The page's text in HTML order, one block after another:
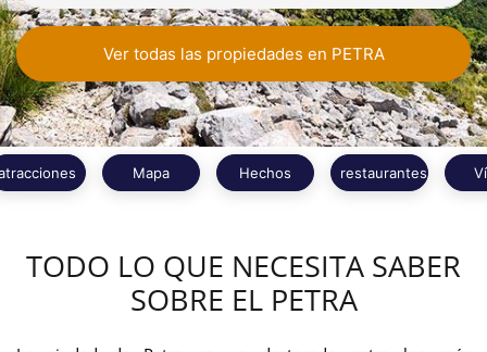
Ver todas las propiedades en PETRA
Mapa Hechos restaurantes
TODO LO QUE NECESITA SABER
SOBRE EL PETRA